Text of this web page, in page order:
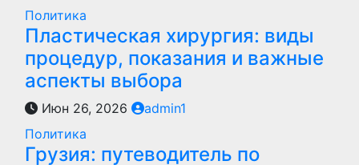
Политика
Пластическая хирургия: виды
процедур, показания и важные
аспекты выбора
Июн 26, 2026
admin1
Политика
Грузия: путеводитель по